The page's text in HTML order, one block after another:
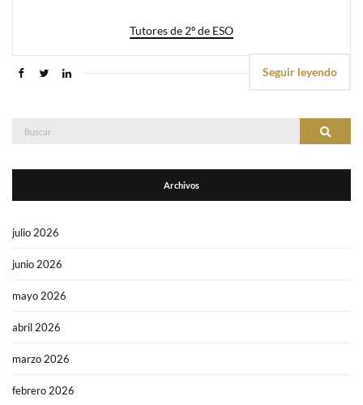
Tutores de 2º de ESO
Seguir leyendo
Buscar
Archivos
julio 2026
junio 2026
mayo 2026
abril 2026
marzo 2026
febrero 2026